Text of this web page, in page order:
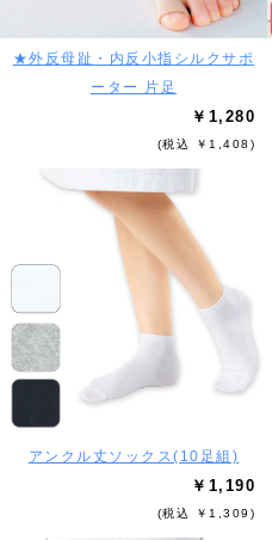
★外反母趾・内反小指シルクサポ
ーター 片足
￥1,280
(税込 ￥1,408)
アンクル丈ソックス(10足組)
￥1,190
(税込 ￥1,309)